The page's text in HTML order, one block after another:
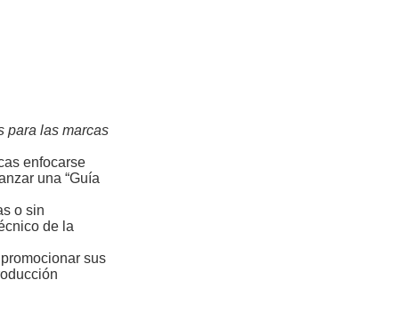
para las marcas
enfocarse
una “Guía
o sin
de la
sus